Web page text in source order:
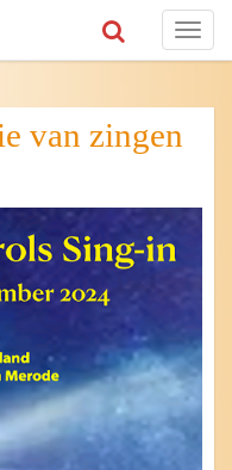
Toggle
van zingen